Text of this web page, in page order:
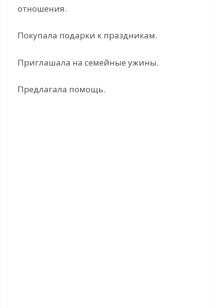
отношения.
Покупала подарки к праздникам.
Приглашала на семейные ужины.
Предлагала помощь.